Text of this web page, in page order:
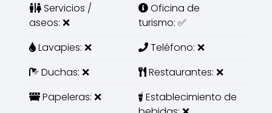
Servicios /
aseos: ❌
Oficina de
turismo: ✅
Lavapies: ❌
Teléfono: ❌
Duchas: ❌
Restaurantes: ❌
Papeleras: ❌
Establecimiento de